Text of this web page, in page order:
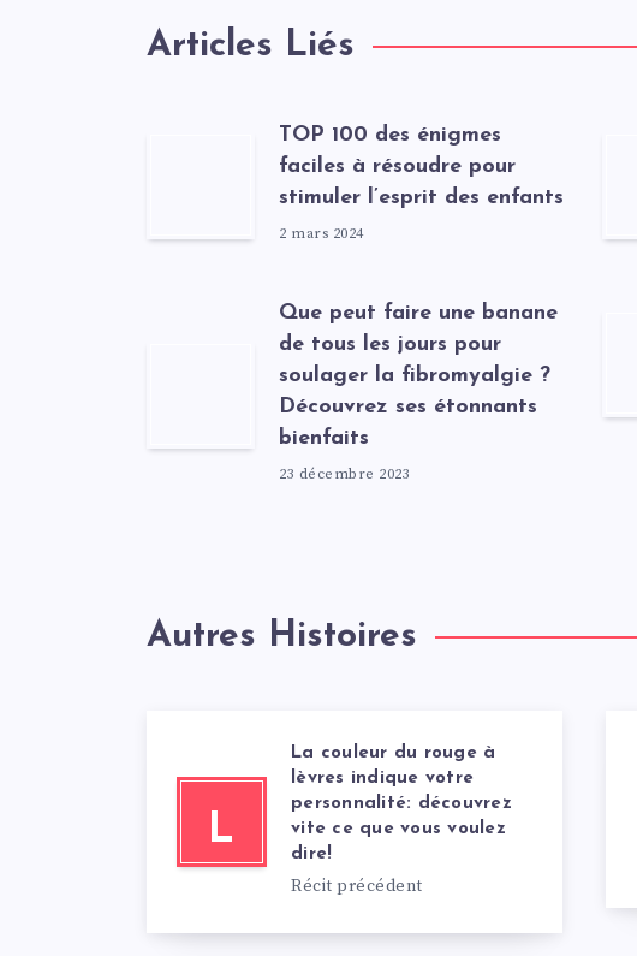
Articles Liés
TOP 100 des énigmes
faciles à résoudre pour
stimuler l’esprit des enfants
2 mars 2024
Que peut faire une banane
de tous les jours pour
soulager la fibromyalgie ?
Découvrez ses étonnants
bienfaits
23 décembre 2023
Autres Histoires
L
La couleur du rouge à
lèvres indique votre
personnalité: découvrez
vite ce que vous voulez
dire!
Récit précédent